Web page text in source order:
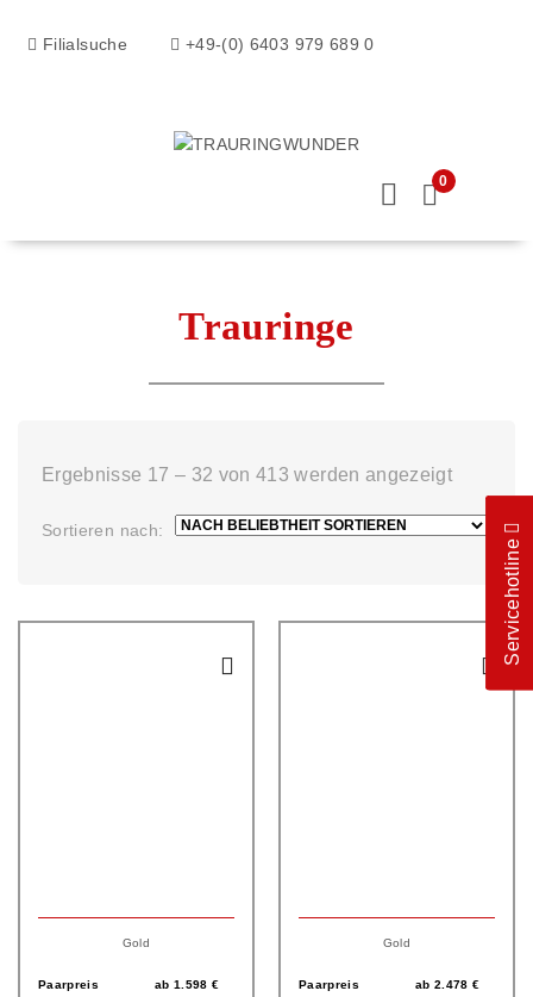
Filialsuche +49-(0) 6403 979 689 0
0
Trauringe
Ergebnisse 17 – 32 von 413 werden angezeigt
Sortieren nach:
Gold
Paarpreis ab 1.598 €
Gold
Paarpreis ab 2.478 €
Servicehotline